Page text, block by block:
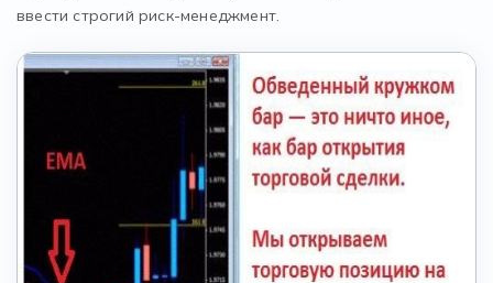
ввести строгий риск-менеджмент.